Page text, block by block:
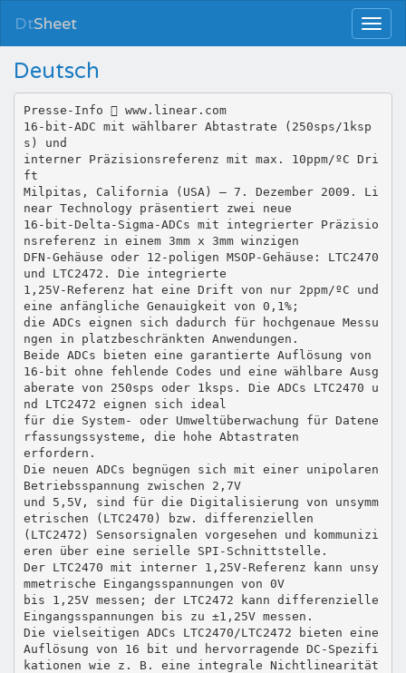
DtSheet
Deutsch
Presse-Info  www.linear.com
16-bit-ADC mit wählbarer Abtastrate (250sps/1ksp
s) und
interner Präzisionsreferenz mit max. 10ppm/ºC Dri
ft
Milpitas, California (USA) – 7. Dezember 2009. Li
near Technology präsentiert zwei neue
16-bit-Delta-Sigma-ADCs mit integrierter Präzisio
nsreferenz in einem 3mm x 3mm winzigen
DFN-Gehäuse oder 12-poligen MSOP-Gehäuse: LTC2470
und LTC2472. Die integrierte
1,25V-Referenz hat eine Drift von nur 2ppm/ºC und
eine anfängliche Genauigkeit von 0,1%;
die ADCs eignen sich dadurch für hochgenaue Messu
ngen in platzbeschränkten Anwendungen.
Beide ADCs bieten eine garantierte Auflösung von
16-bit ohne fehlende Codes und eine wählbare Ausg
aberate von 250sps oder 1ksps. Die ADCs LTC2470 u
nd LTC2472 eignen sich ideal
für die System- oder Umweltüberwachung für Datene
rfassungssysteme, die hohe Abtastraten
erfordern.
Die neuen ADCs begnügen sich mit einer unipolaren
Betriebsspannung zwischen 2,7V
und 5,5V, sind für die Digitalisierung von unsymm
etrischen (LTC2470) bzw. differenziellen
(LTC2472) Sensorsignalen vorgesehen und kommunizi
eren über eine serielle SPI-Schnittstelle.
Der LTC2470 mit interner 1,25V-Referenz kann unsy
mmetrische Eingangsspannungen von 0V
bis 1,25V messen; der LTC2472 kann differenzielle
Eingangsspannungen bis zu ±1,25V messen.
Die vielseitigen ADCs LTC2470/LTC2472 bieten eine
Auflösung von 16 bit und hervorragende DC-Spezifi
kationen wie z. B. eine integrale Nichtlinearität